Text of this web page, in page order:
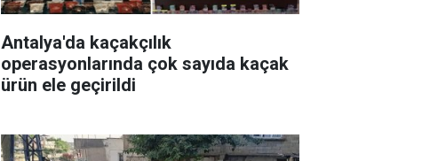
Antalya'da kaçakçılık
operasyonlarında çok sayıda kaçak
ürün ele geçirildi